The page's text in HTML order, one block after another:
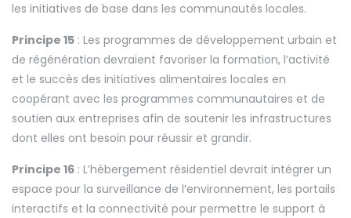
les initiatives de base dans les communautés locales.
Principe 15 : Les programmes de développement urbain et
de régénération devraient favoriser la formation, l’activité
et le succès des initiatives alimentaires locales en
coopérant avec les programmes communautaires et de
soutien aux entreprises afin de soutenir les infrastructures
dont elles ont besoin pour réussir et grandir.
Principe 16 : L’hébergement résidentiel devrait intégrer un
espace pour la surveillance de l’environnement, les portails
interactifs et la connectivité pour permettre le support à